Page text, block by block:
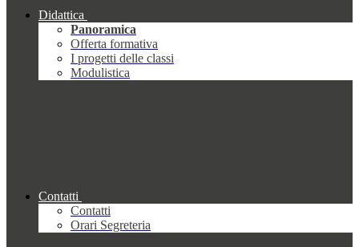
Didattica
Panoramica
Offerta formativa
I progetti delle classi
Modulistica
Contatti
Contatti
Orari Segreteria